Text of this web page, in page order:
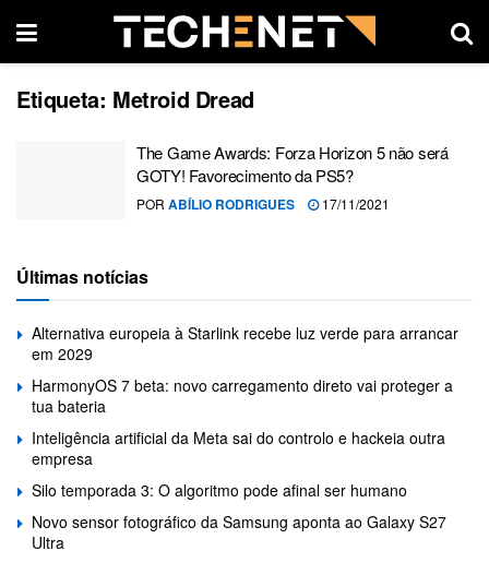
Etiqueta: Metroid Dread
The Game Awards: Forza Horizon 5 não será
GOTY! Favorecimento da PS5?
POR ABÍLIO RODRIGUES 17/11/2021
Últimas notícias
Alternativa europeia à Starlink recebe luz verde para arrancar
em 2029
HarmonyOS 7 beta: novo carregamento direto vai proteger a
tua bateria
Inteligência artificial da Meta sai do controlo e hackeia outra
empresa
Silo temporada 3: O algoritmo pode afinal ser humano
Novo sensor fotográfico da Samsung aponta ao Galaxy S27
Ultra